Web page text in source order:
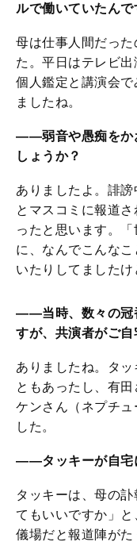
ルで働いていたんで
母は仕事人間だっ
た。平日はテレビ
個人鑑定と講演会
ましたね。
――弱音や愚痴をか
しょうか？
ありましたよ。誹
とマスコミに報道
ったと思います。
に、なんでこんな
いたりしてましたけ
――当時、数々の冠
すが、共演者がご
ありましたね。タ
ともあったし、有
ケンさん（ネプチ
した。
――タッキーが自宅
タッキーは、母の
てもいいですか」
儀場だと報道陣が